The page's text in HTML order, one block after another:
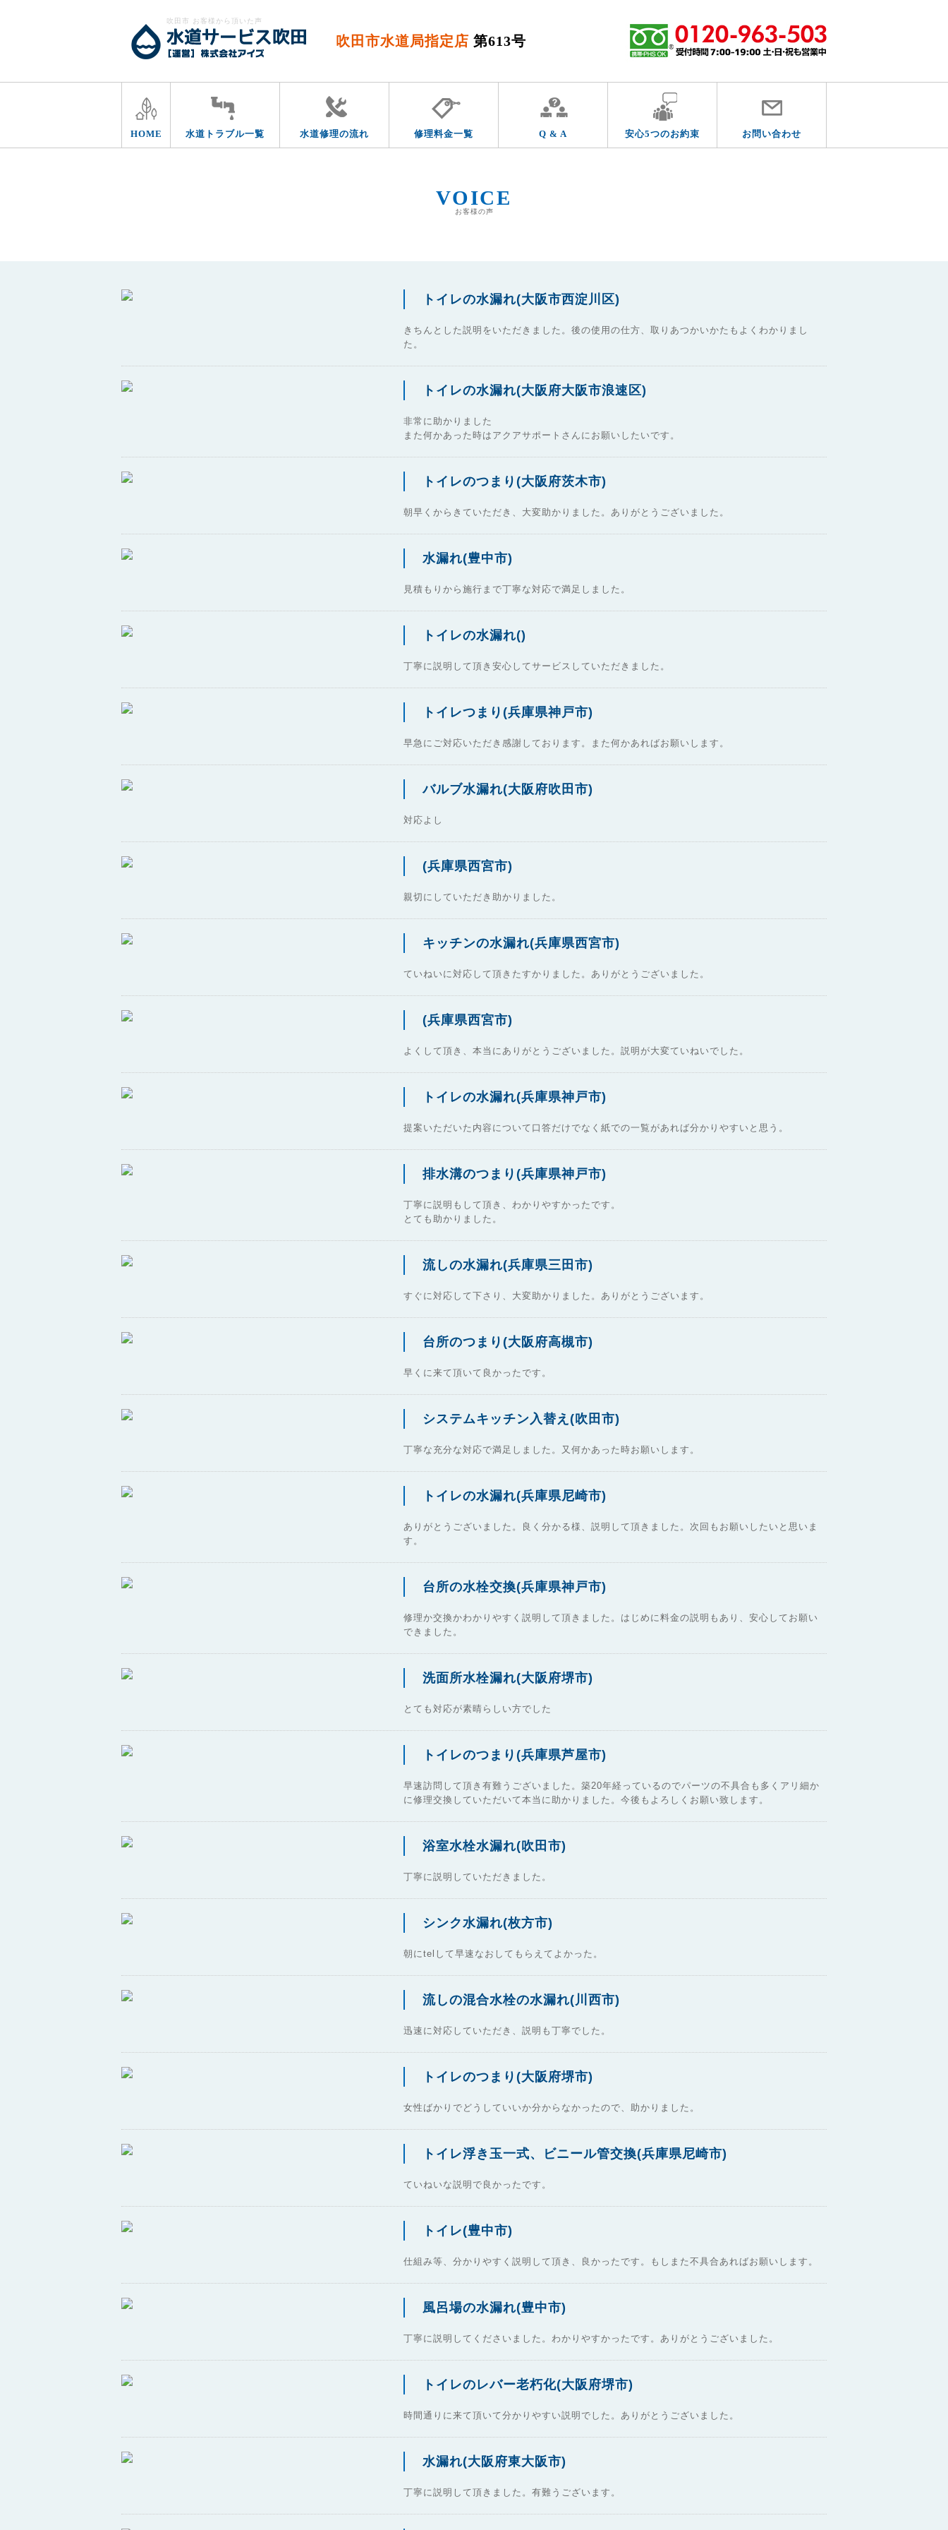
吹田市 お客様から頂いた声
吹田市水道局指定店 第613号
HOME 水道トラブル一覧 水道修理の流れ 修理料金一覧 Q & A 安心5つのお約束 お問い合わせ
VOICE
お客様の声
トイレの水漏れ(大阪市西淀川区)
きちんとした説明をいただきました。後の使用の仕方、取りあつかいかたもよくわかりまし
た。
トイレの水漏れ(大阪府大阪市浪速区)
非常に助かりました
また何かあった時はアクアサポートさんにお願いしたいです。
トイレのつまり(大阪府茨木市)
朝早くからきていただき、大変助かりました。ありがとうございました。
水漏れ(豊中市)
見積もりから施行まで丁寧な対応で満足しました。
トイレの水漏れ()
丁寧に説明して頂き安心してサービスしていただきました。
トイレつまり(兵庫県神戸市)
早急にご対応いただき感謝しております。また何かあればお願いします。
バルブ水漏れ(大阪府吹田市)
対応よし
(兵庫県西宮市)
親切にしていただき助かりました。
キッチンの水漏れ(兵庫県西宮市)
ていねいに対応して頂きたすかりました。ありがとうございました。
(兵庫県西宮市)
よくして頂き、本当にありがとうございました。説明が大変ていねいでした。
トイレの水漏れ(兵庫県神戸市)
提案いただいた内容について口答だけでなく紙での一覧があれば分かりやすいと思う。
排水溝のつまり(兵庫県神戸市)
丁寧に説明もして頂き、わかりやすかったです。
とても助かりました。
流しの水漏れ(兵庫県三田市)
すぐに対応して下さり、大変助かりました。ありがとうございます。
台所のつまり(大阪府高槻市)
早くに来て頂いて良かったです。
システムキッチン入替え(吹田市)
丁寧な充分な対応で満足しました。又何かあった時お願いします。
トイレの水漏れ(兵庫県尼崎市)
ありがとうございました。良く分かる様、説明して頂きました。次回もお願いしたいと思いま
す。
台所の水栓交換(兵庫県神戸市)
修理か交換かわかりやすく説明して頂きました。はじめに料金の説明もあり、安心してお願い
できました。
洗面所水栓漏れ(大阪府堺市)
とても対応が素晴らしい方でした
トイレのつまり(兵庫県芦屋市)
早速訪問して頂き有難うございました。築20年経っているのでパーツの不具合も多くアリ細か
に修理交換していただいて本当に助かりました。今後もよろしくお願い致します。
浴室水栓水漏れ(吹田市)
丁寧に説明していただきました。
シンク水漏れ(枚方市)
朝にtelして早速なおしてもらえてよかった。
流しの混合水栓の水漏れ(川西市)
迅速に対応していただき、説明も丁寧でした。
トイレのつまり(大阪府堺市)
女性ばかりでどうしていいか分からなかったので、助かりました。
トイレ浮き玉一式、ビニール管交換(兵庫県尼崎市)
ていねいな説明で良かったです。
トイレ(豊中市)
仕組み等、分かりやすく説明して頂き、良かったです。もしまた不具合あればお願いします。
風呂場の水漏れ(豊中市)
丁寧に説明してくださいました。わかりやすかったです。ありがとうございました。
トイレのレバー老朽化(大阪府堺市)
時間通りに来て頂いて分かりやすい説明でした。ありがとうございました。
水漏れ(大阪府東大阪市)
丁寧に説明して頂きました。有難うございます。